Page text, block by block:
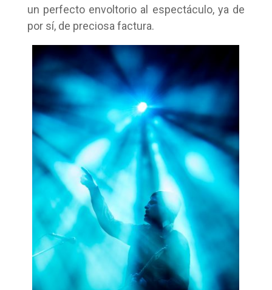
un perfecto envoltorio al espectáculo, ya de
por sí, de preciosa factura.